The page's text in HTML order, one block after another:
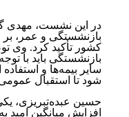
در این نشست، مهدی
بازنشستگی و عمر،
کشور تأکید کرد. وی
بازنشستگی باید با
سایر بیمه‌ها و
شود تا استقبال
حسین عبده‌تبریزی،